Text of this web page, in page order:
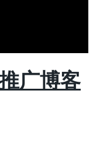
广博客